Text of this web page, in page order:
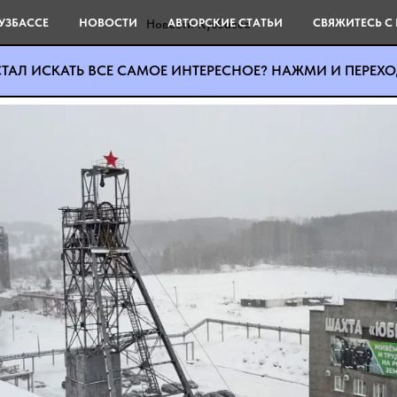
Новости Кузбасса
"просмотрела"
на шахте "Юбилейная"
НОВОСТИ АВТОРСКИЕ СТАТЬИ СВЯЖИТЕСЬ
ИСКАТЬ ВСЕ САМОЕ ИНТЕРЕСНОЕ? НАЖМИ И